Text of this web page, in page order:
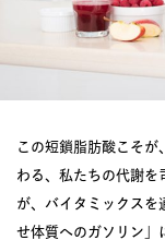
この短鎖脂肪酸こそが
わる、私たちの代謝を
が、バイタミックスを
せ体質へのガソリン」